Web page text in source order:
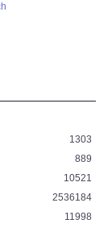
1303
889
10521
2536184
11998